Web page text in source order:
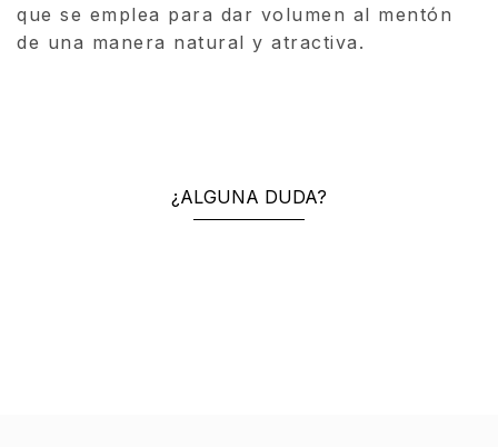
que se emplea para dar volumen al mentón
de una manera natural y atractiva.
¿ALGUNA DUDA?